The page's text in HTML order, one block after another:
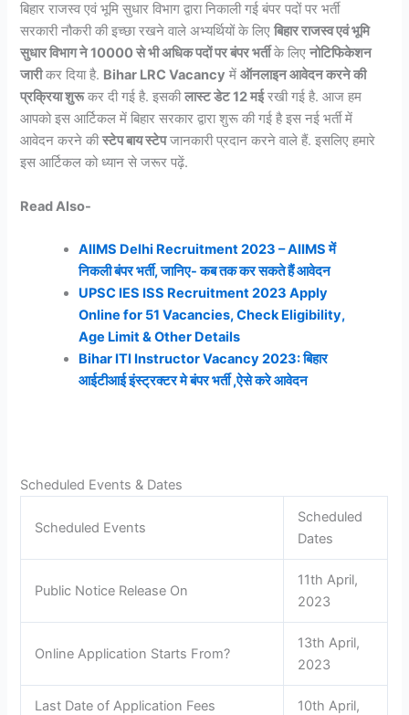
बिहार राजस्व एवं भूमि सुधार विभाग द्वारा निकाली गई बंपर पदों पर भर्ती
सरकारी नौकरी की इच्छा रखने वाले अभ्यर्थियों के लिएबिहार राजस्व एवं भूमि
सुधार विभाग ने 10000 से भी अधिक पदों पर बंपर भर्तीके लिएनोटिफिकेशन
जारीकर दिया है. Bihar LRC Vacancy मेंऑनलाइन आवेदन करने की
प्रक्रिया शुरूकर दी गई है. इसकीलास्ट डेट 12 मईरखी गई है. आज हम
आपको इस आर्टिकल में बिहार सरकार द्वारा शुरू की गई है इस नई भर्ती में
आवेदन करने कीस्टेप बाय स्टेपजानकारी प्रदान करने वाले हैं. इसलिए हमारे
इस आर्टिकल को ध्यान से जरूर पढ़ें.
Read Also-
AIIMS Delhi Recruitment 2023 – AIIMS में
निकली बंपर भर्ती, जानिए- कब तक कर सकते हैं आवेदन
UPSC IES ISS Recruitment 2023 Apply
Online for 51 Vacancies, Check Eligibility,
Age Limit & Other Details
Bihar ITI Instructor Vacancy 2023: बिहार
आईटीआई इंस्ट्रक्टर मे बंपर भर्ती ,ऐसे करे आवेदन
Scheduled Events & Dates
Scheduled Events
Scheduled
Dates
Public Notice Release On
11th April,
2023
Online Application Starts From?
13th April,
2023
Last Date of Application Fees
10th April,